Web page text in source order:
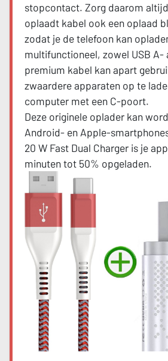
stopcontact. Zorg daarom
oplaadt kabel ook een oplaad
zodat je de telefoon kan
multifunctioneel, zowel USB A-
premium kabel kan apart
zwaardere apparaten op te
computer met een C-poort.
Deze originele oplader kan
Android- en Apple-
20 W Fast Dual Charger is je
minuten tot 50% opgeladen.